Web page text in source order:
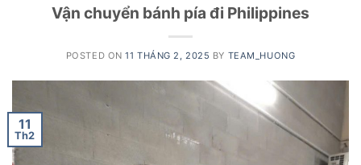
Vận chuyển bánh pía đi Philippines
POSTED ON11 THÁNG 2, 2025 BY TEAM_HUONG
11
Th2